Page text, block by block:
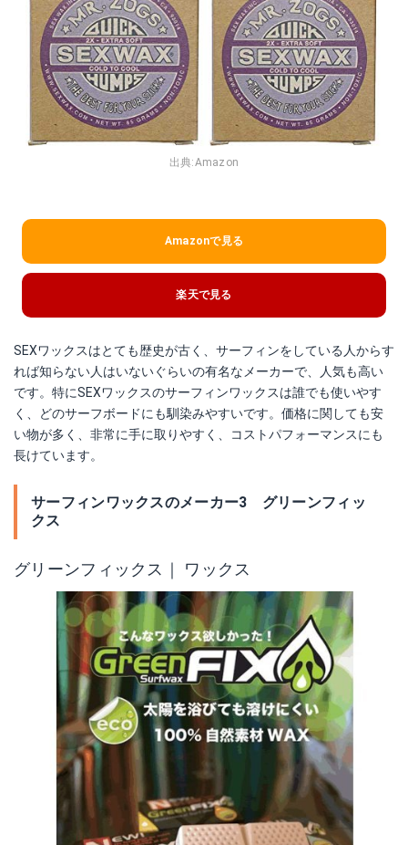
出典:Amazon
Amazonで見る
楽天で見る
SEXワックスはとても歴史が古く、サーフィンをしている人からす
れば知らない人はいないぐらいの有名なメーカーで、人気も高い
です。特にSEXワックスのサーフィンワックスは誰でも使いやす
く、どのサーフボードにも馴染みやすいです。価格に関しても安
い物が多く、非常に手に取りやすく、コストパフォーマンスにも
長けています。
サーフィンワックスのメーカー3 グリーンフィッ
クス
グリーンフィックス｜ ワックス